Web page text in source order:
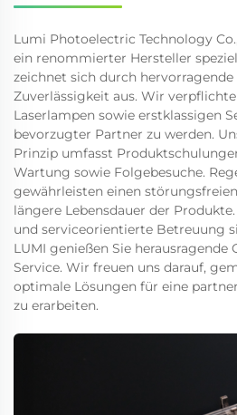
Lumi Photoelectric Technology
ein renommierter Hersteller
zeichnet sich durch
Zuverlässigkeit aus. Wir
Laserlampen sowie erstklassigen
bevorzugter Partner zu werden.
Prinzip umfasst
Wartung sowie Folgebesuche.
gewährleisten einen
längere Lebensdauer der
und serviceorientierte Betreuung
LUMI genießen Sie
Service. Wir freuen uns darauf,
optimale Lösungen für eine
zu erarbeiten.